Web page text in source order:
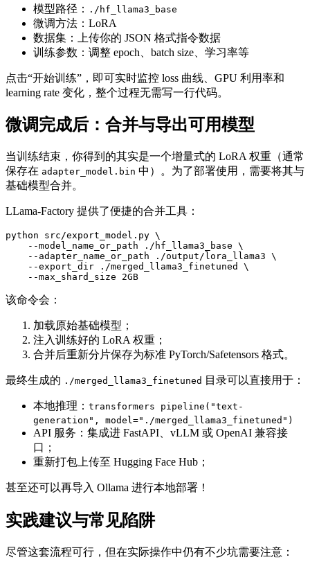
模型路径： ./hf_llama3_base
微调方法：LoRA
数据集：上传你的 JSON 格式指令数据
训练参数：调整 epoch、batch size、学习率等
点击“开始训练”，即可实时监控 loss 曲线、GPU 利用率和
learning rate 变化，整个过程无需写一行代码。
微调完成后：合并与导出可用模型
当训练结束，你得到的其实是一个增量式的 LoRA 权重（通常
保存在 adapter_model.bin 中）。为了部署使用，需要将其与
基础模型合并。
LLama-Factory 提供了便捷的合并工具：
python src/export_model.py \
    --model_name_or_path ./hf_llama3_base \
    --adapter_name_or_path ./output/lora_llama3 \
    --export_dir ./merged_llama3_finetuned \
    --max_shard_size 2GB
该命令会：
加载原始基础模型；
注入训练好的 LoRA 权重；
合并后重新分片保存为标准 PyTorch/Safetensors 格式。
最终生成的 ./merged_llama3_finetuned 目录可以直接用于：
本地推理： transformers pipeline("text-
generation", model="./merged_llama3_finetuned")
API 服务：集成进 FastAPI、vLLM 或 OpenAI 兼容接
口；
重新打包上传至 Hugging Face Hub；
甚至还可以再导入 Ollama 进行本地部署！
实践建议与常见陷阱
尽管这套流程可行，但在实际操作中仍有不少坑需要注意：